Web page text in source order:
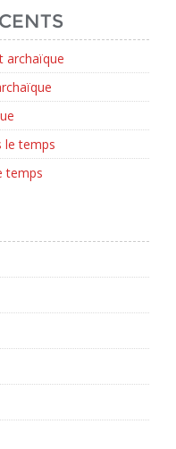
archaïque
le temps
temps